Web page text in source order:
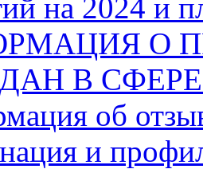
на 2024 и
О
В
об
и